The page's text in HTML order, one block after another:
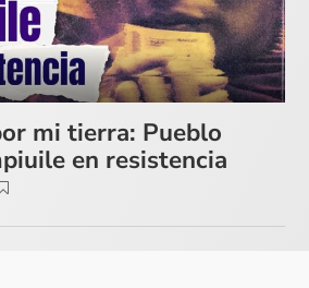
mi tierra: Pueblo
en resistencia